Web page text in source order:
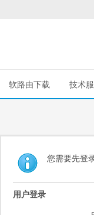
软路由下载 技术
您需要先登
用户登录